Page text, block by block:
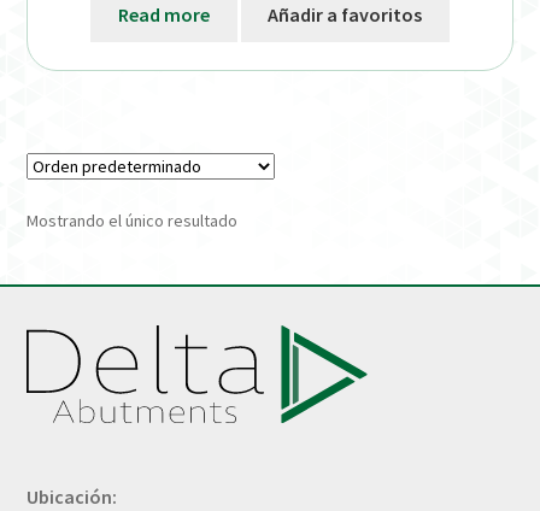
Verification Required
Read more Añadir a favoritos
Mostrando el único resultado
Ubicación: